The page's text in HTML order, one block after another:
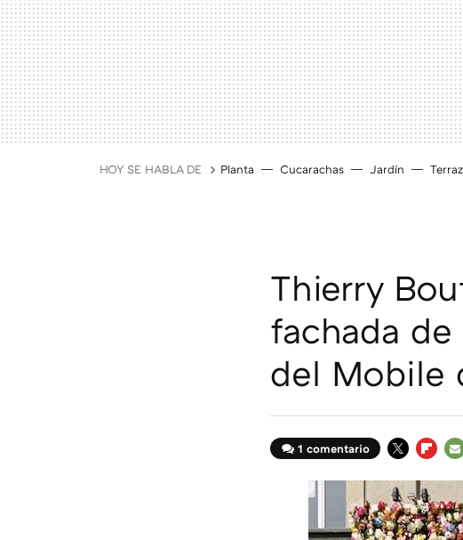
HOY SE HABLA DE Planta Cucarachas Jardín
Thierry
fachada
del Mobile
1 comentario